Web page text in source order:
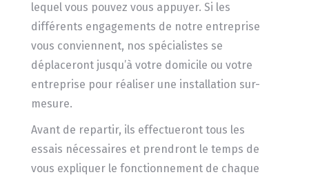
lequel vous pouvez vous appuyer. Si les
différents engagements de notre entreprise
vous conviennent, nos spécialistes se
déplaceront jusqu’à votre domicile ou votre
entreprise pour réaliser une installation sur-
mesure.
Avant de repartir, ils effectueront tous les
essais nécessaires et prendront le temps de
vous expliquer le fonctionnement de chaque